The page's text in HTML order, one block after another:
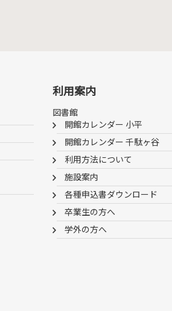
利用案内
図書館
開館カレンダー 小平
開館カレンダー 千駄ヶ谷
利用方法について
施設案内
各種申込書ダウンロード
卒業生の方へ
学外の方へ